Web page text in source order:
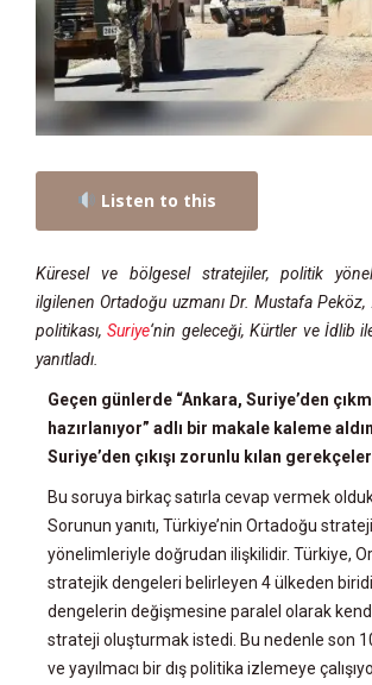
Listen to this
Küresel ve bölgesel stratejiler, politik
ilgilenen Ortadoğu uzmanı Dr. Mustafa Peköz,
politikası,Suriye‘nin geleceği, Kürtler ve İdlib
yanıtladı.
Geçen günlerde “Ankara, Suriye’den
hazırlanıyor” adlı bir makale kaleme
Suriye’den çıkışı zorunlu kılan
Bu soruya birkaç satırla cevap vermek
Sorunun yanıtı, Türkiye’nin Ortadoğu
yönelimleriyle doğrudan ilişkilidir. Türkiye,
stratejik dengeleri belirleyen 4 ülkeden
dengelerin değişmesine paralel olarak
strateji oluşturmak istedi. Bu nedenle son
ve yayılmacı bir dış politika izlemeye